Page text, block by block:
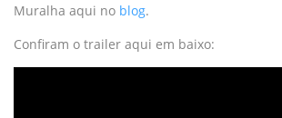
Muralha aqui no blog.
Confiram o trailer aqui em baixo: